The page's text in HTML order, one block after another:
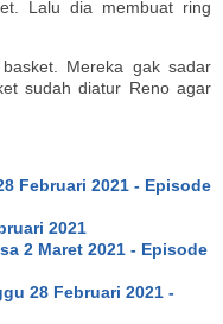
Lalu dia membuat ring
Mereka gak sadar
sudah diatur Reno agar
Februari 2021 - Episode
2021
2 Maret 2021 - Episode
28 Februari 2021 -